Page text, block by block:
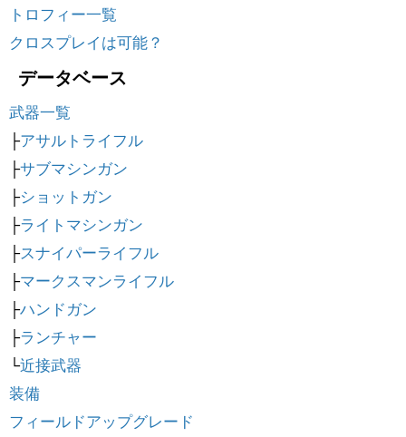
トロフィー一覧
クロスプレイは可能？
データベース
武器一覧
├アサルトライフル
├サブマシンガン
├ショットガン
├ライトマシンガン
├スナイパーライフル
├マークスマンライフル
├ハンドガン
├ランチャー
└近接武器
装備
フィールドアップグレード